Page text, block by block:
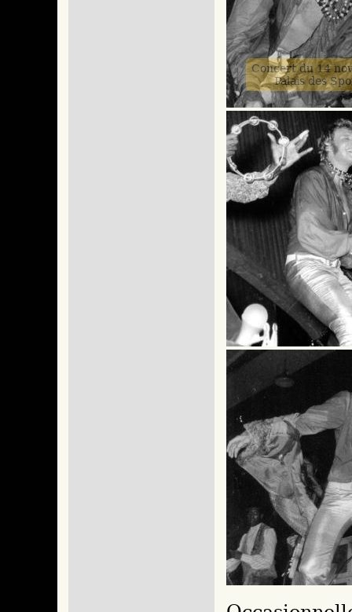
Concert du 14
Palais des